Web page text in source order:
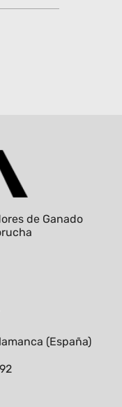
(España)
de Ganado